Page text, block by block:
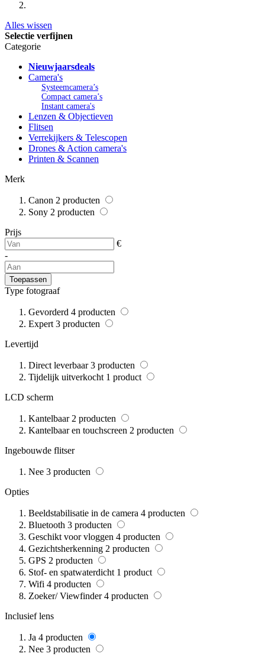
Alles wissen
Selectie verfijnen
Categorie
Nieuwjaarsdeals
Camera's
Systeemcamera’s
Compact camera’s
Instant camera's
Lenzen & Objectieven
Flitsen
Verrekijkers & Telescopen
Drones & Action camera's
Printen & Scannen
Merk
Canon 2 producten
Sony 2 producten
Prijs
€
-
Toepassen
Type fotograaf
Gevorderd 4 producten
Expert 3 producten
Levertijd
Direct leverbaar 3 producten
Tijdelijk uitverkocht 1 product
LCD scherm
Kantelbaar 2 producten
Kantelbaar en touchscreen 2 producten
Ingebouwde flitser
Nee 3 producten
Opties
Beeldstabilisatie in de camera 4 producten
Bluetooth 3 producten
Geschikt voor vloggen 4 producten
Gezichtsherkenning 2 producten
GPS 2 producten
Stof- en spatwaterdicht 1 product
Wifi 4 producten
Zoeker/ Viewfinder 4 producten
Inclusief lens
Ja 4 producten
Nee 3 producten